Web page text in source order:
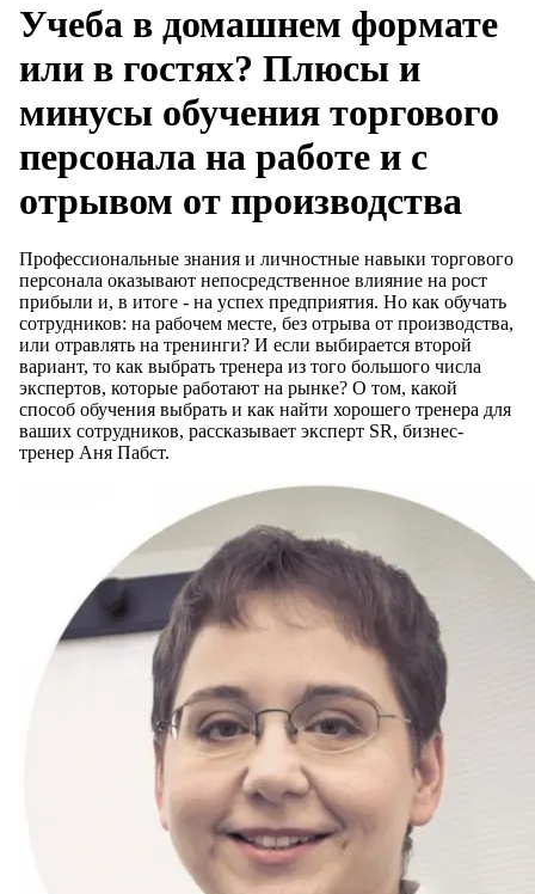
Учеба в домашнем формате
или в гостях? Плюсы и
минусы обучения торгового
персонала на работе и с
отрывом от производства
Профессиональные знания и личностные навыки торгового
персонала оказывают непосредственное влияние на рост
прибыли и, в итоге - на успех предприятия. Но как обучать
сотрудников: на рабочем месте, без отрыва от производства,
или отравлять на тренинги? И если выбирается второй
вариант, то как выбрать тренера из того большого числа
экспертов, которые работают на рынке? О том, какой
способ обучения выбрать и как найти хорошего тренера для
ваших сотрудников, рассказывает эксперт SR, бизнес-
тренер Аня Пабст.